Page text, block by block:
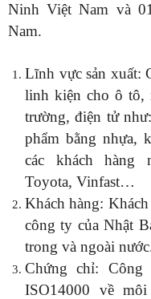
Ninh Việt Nam và
Nam.
Lĩnh vực sản xuất:
linh kiện cho ô tô,
trường, điện tử
phẩm bằng nhựa,
các khách hàng
Toyota, Vinfast…
Khách hàng:
công ty của Nhật
trong và ngoài
Chứng chỉ:
ISO14000 về